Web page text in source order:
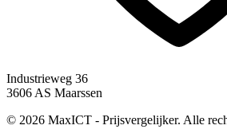
Industrieweg 36
3606 AS Maarssen
© 2026 MaxICT - Prijsvergelijker. Alle